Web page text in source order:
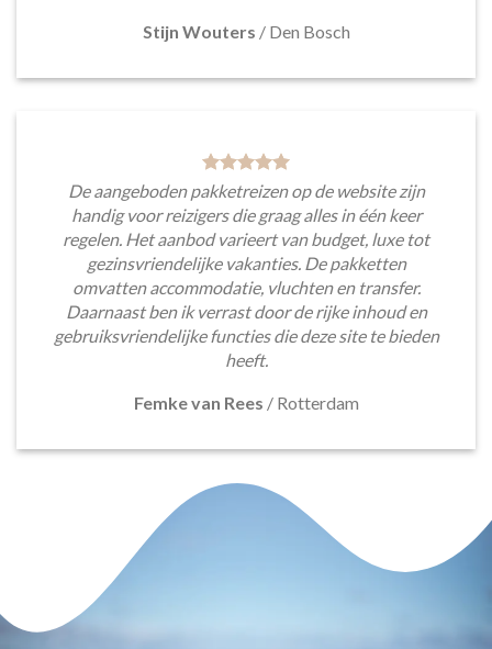
Stijn Wouters / Den Bosch
De aangeboden pakketreizen op de website zijn
handig voor reizigers die graag alles in één keer
regelen. Het aanbod varieert van budget, luxe tot
gezinsvriendelijke vakanties. De pakketten
omvatten accommodatie, vluchten en transfer.
Daarnaast ben ik verrast door de rijke inhoud en
gebruiksvriendelijke functies die deze site te bieden
heeft.
Femke van Rees / Rotterdam